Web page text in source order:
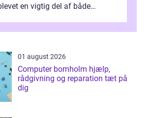
en vigtig del af både
01 august 2026
Computer bornholm hjælp,
rådgivning og reparation tæt på
dig